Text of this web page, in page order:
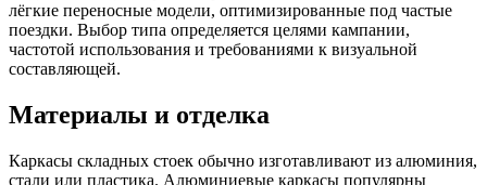
лёгкие переносные модели, оптимизированные под частые
поездки. Выбор типа определяется целями кампании,
частотой использования и требованиями к визуальной
составляющей.
Материалы и отделка
Каркасы складных стоек обычно изготавливают из алюминия,
стали или пластика. Алюминиевые каркасы популярны